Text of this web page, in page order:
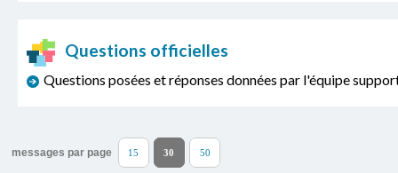
Questions officielles
Questions posées et réponses données par l'équipe
messages par page 15 30 50